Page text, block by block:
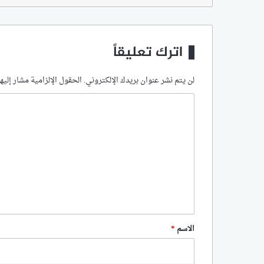
اترك تعليقاً
لن يتم نشر عنوان بريدك الإلكتروني.الحقول الإلزامية مشار
*
الاسم *